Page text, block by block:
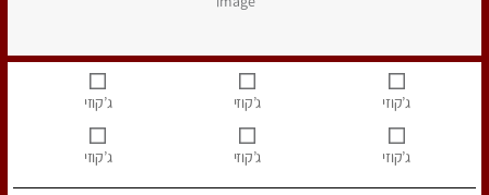
ג’קוזי ג’קוזי ג’קוזי
ג’קוזי ג’קוזי ג’קוזי